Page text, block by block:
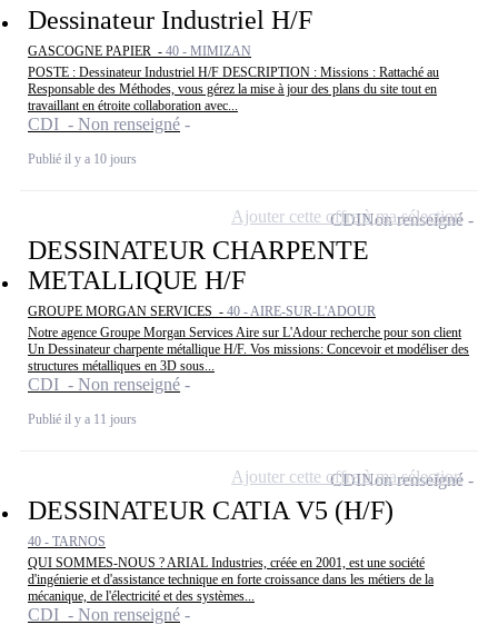
Dessinateur Industriel H/F
GASCOGNE PAPIER - 40 - MIMIZAN
POSTE : Dessinateur Industriel H/F DESCRIPTION : Missions : Rattaché au
Responsable des Méthodes, vous gérez la mise à jour des plans du site tout en
travaillant en étroite collaboration avec...
CDI - Non renseigné
Publié il y a 10 jours
DESSINATEUR CHARPENTE
METALLIQUE H/F
GROUPE MORGAN SERVICES - 40 - AIRE-SUR-L'ADOUR
Notre agence Groupe Morgan Services Aire sur L'Adour recherche pour son client
Un Dessinateur charpente métallique H/F. Vos missions: Concevoir et modéliser des
structures métalliques en 3D sous...
CDI - Non renseigné
Publié il y a 11 jours
CDINon renseigné
Ajouter cette offre à ma sélection
DESSINATEUR CATIA V5 (H/F)
40 - TARNOS
QUI SOMMES-NOUS ? ARIAL Industries, créée en 2001, est une société
d'ingénierie et d'assistance technique en forte croissance dans les métiers de la
mécanique, de l'électricité et des systèmes...
CDI - Non renseigné
CDINon renseigné
Ajouter cette offre à ma sélection